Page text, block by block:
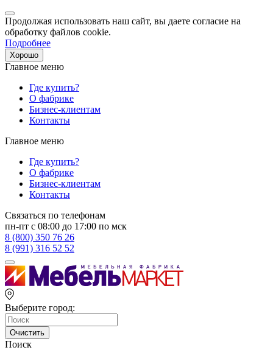
Продолжая использовать наш сайт, вы даете согласие на
обработку файлов cookie.
Подробнее
Хорошо
Главное меню
Где купить?
О фабрике
Бизнес-клиентам
Контакты
Главное меню
Где купить?
О фабрике
Бизнес-клиентам
Контакты
Связаться по телефонам
пн-пт с 08:00 до 17:00 по мск
8 (800) 350 76 26
8 (991) 316 52 52
Выберите город:
Очистить
Поиск